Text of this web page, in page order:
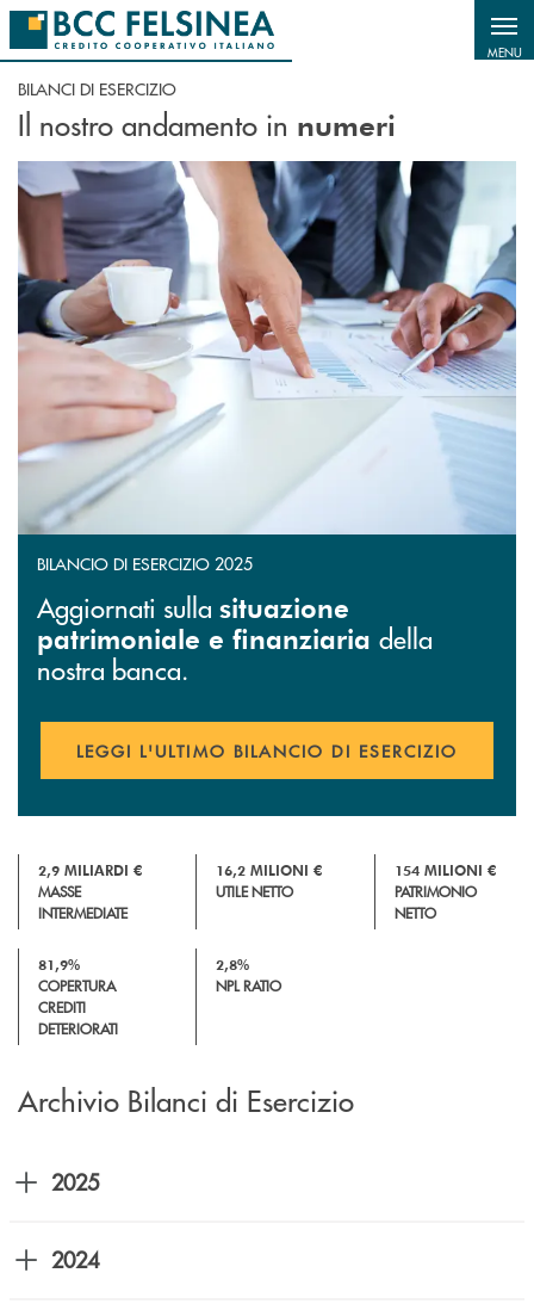
Salta al contenuto principale
MENU
BILANCI DI ESERCIZIO
Il nostro andamento in numeri
BILANCIO DI ESERCIZIO 2025
Aggiornati sulla situazione
patrimoniale e finanziaria della
nostra banca.
LEGGI L'ULTIMO BILANCIO DI ESERCIZIO
2,9 MILIARDI €
MASSE
INTERMEDIATE
16,2 MILIONI €
UTILE NETTO
154 MILIONI €
PATRIMONIO
NETTO
81,9%
COPERTURA
CREDITI
DETERIORATI
2,8%
NPL RATIO
Archivio Bilanci di Esercizio
2025
2024